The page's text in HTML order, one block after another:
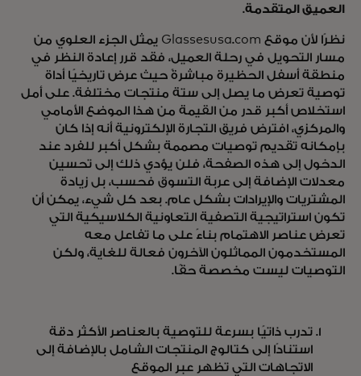
العميق المتقدمة.
نظرًا لأن موقع Glassesusa.com يمثل الجزء العلوي من
مسار التحويل في رحلة العميل، فقد قرر إعادة النظر في
منطقة أسفل الحظيرة مباشرةً حيث عرض تاريخيًا أداة
توصية تعرض ما يصل إلى ستة منتجات مختلفة. على أمل
استخلاص أكبر قدر من القيمة من هذا الموضع الأمامي
والمركزي، افترض فريق التجارة الإلكترونية أنه إذا كان
بإمكانه تقديم توصيات مصممة بشكل أكبر للفرد عند
الدخول إلى هذه الصفحة، فلن يؤدي ذلك إلى تحسين
معدلات الإضافة إلى عربة التسوق فحسب، بل زيادة
المشتريات والإيرادات بشكل عام. بعد كل شيء، يمكن أن
تكون استراتيجية التصفية التعاونية الكلاسيكية التي
تعرض عناصر الاهتمام بناءً على ما تفاعل معه
المستخدمون المماثلون الآخرون فعالة للغاية، ولكن
التوصيات ليست مخصصة حقًا.
تدرب ذاتيًا بسرعة للتوصية بالعناصر الأكثر دقة
استنادًا إلى كتالوج المنتجات الشامل بالإضافة إلى
الاتجاهات التي تظهر عبر الموقع